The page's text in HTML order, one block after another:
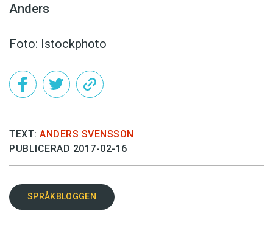
Anders
Foto: Istockphoto
TEXT: ANDERS SVENSSON
PUBLICERAD 2017-02-16
SPRÅKBLOGGEN